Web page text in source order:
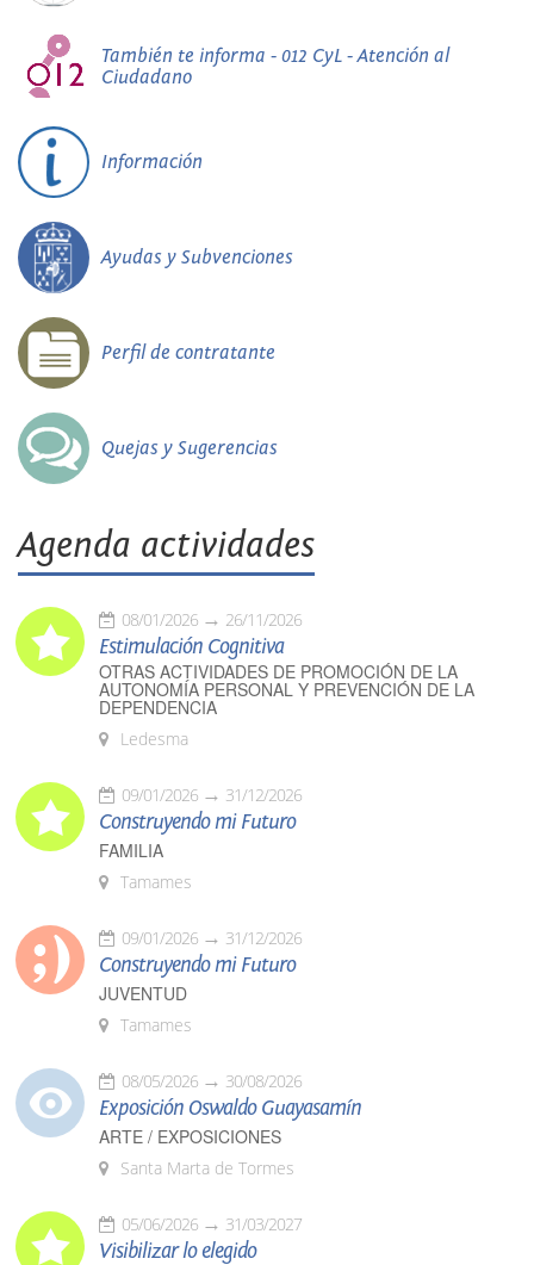
También te informa - 012 CyL - Atención al
Ciudadano
Información
Ayudas y Subvenciones
Perfil de contratante
Quejas y Sugerencias
Agenda actividades
08/01/2026 26/11/2026
Estimulación Cognitiva
OTRAS ACTIVIDADES DE PROMOCIÓN DE LA
AUTONOMÍA PERSONAL Y PREVENCIÓN DE LA
DEPENDENCIA
Ledesma
09/01/2026 31/12/2026
Construyendo mi Futuro
FAMILIA
Tamames
09/01/2026 31/12/2026
Construyendo mi Futuro
JUVENTUD
Tamames
08/05/2026 30/08/2026
Exposición Oswaldo Guayasamín
ARTE / EXPOSICIONES
Santa Marta de Tormes
05/06/2026 31/03/2027
Visibilizar lo elegido